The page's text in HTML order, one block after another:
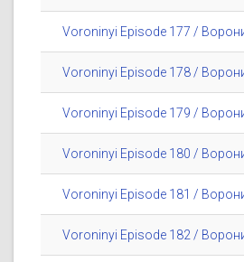
Voroninyi Episode 177 /
Voroninyi Episode 178 /
Voroninyi Episode 179 /
Voroninyi Episode 180 /
Voroninyi Episode 181 /
Voroninyi Episode 182 /